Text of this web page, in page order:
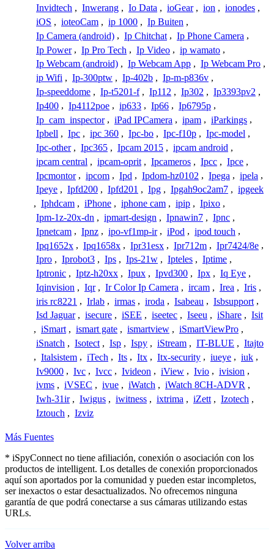
Invidtech , Inwerang , Io Data , ioGear , ion , ionodes ,
iOS , ioteoCam , ip 1000 , Ip Buiten ,
Ip Camera (android) , Ip Chitchat , Ip Phone Camera ,
Ip Power , Ip Pro Tech , Ip Video , ip wamato ,
Ip Webcam (android) , Ip Webcam App , Ip Webcam Pro ,
ip Wifi , Ip-300ptw , Ip-402b , Ip-m-p836v ,
Ip-speeddome , Ip-t5201-f , Ip112 , Ip302 , Ip3393pv2 ,
Ip400 , Ip4112poe , ip633 , Ip66 , Ip6795p ,
Ip_cam_inspector , iPad IPCamera , ipam , iParkings ,
Ipbell , Ipc , ipc 360 , Ipc-bo , Ipc-f10p , Ipc-model ,
Ipc-other , Ipc365 , Ipcam 2015 , ipcam android ,
ipcam central , ipcam-oprit , Ipcameros , Ipcc , Ipce ,
Ipcmontor , ipcom , Ipd , Ipdom-hz0102 , Ipega , ipela ,
Ipeye , Ipfd200 , Ipfd201 , Ipg , Ipgah9oc2am7 , ipgeek
, Iphdcam , iPhone , iphone cam , ipip , Ipixo ,
Ipm-1z-20x-dn , ipmart-design , Ipnawin7 , Ipnc ,
Ipnetcam , Ipnz , ipo-vf1mp-ir , iPod , ipod touch ,
Ipq1652x , Ipq1658x , Ipr31esx , Ipr712m , Ipr7424/8e ,
Ipro , Iprobot3 , Ips , Ips-21w , Ipteles , Iptime ,
Iptronic , Iptz-h20xx , Ipux , Ipvd300 , Ipx , Iq Eye ,
Iqinvision , Iqr , Ir Color Ip Camera , ircam , Irea , Iris ,
iris rc8221 , Irlab , irmas , iroda , Isabeau , Isbsupport ,
Isd Jaguar , isecure , iSEE , iseetec , Iseeu , iShare , Isit
, iSmart , ismart gate , ismartview , iSmartViewPro ,
iSnatch , Isotect , Isp , Ispy , iStream , IT-BLUE , Itajto
, Italsistem , iTech , Its , Itx , Itx-security , iueye , iuk ,
Iv9000 , Ivc , Ivcc , Ivideon , iView , Ivio , ivision ,
ivms , iVSEC , ivue , iWatch , iWatch 8CH-ADVR ,
Iwh-31ir , Iwigus , iwitness , ixtrima , iZett , Izotech ,
Iztouch , Izviz
Más Fuentes
* iSpyConnect no tiene afiliación, conexión o asociación con los
productos de intelligent. Los detalles de conexión proporcionados
aquí son aportados por la comunidad y pueden estar incompletos,
ser inexactos o estar desactualizados. No ofrecemos ninguna
garantía de que podrá conectarse a sus cámaras utilizando estas
URLs.
Volver arriba